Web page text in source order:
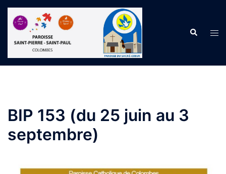
BIP 153 (du 25 juin au 3
septembre)